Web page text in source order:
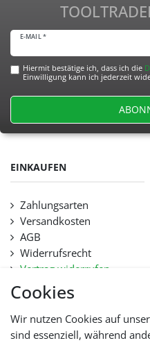
Cookies
Wir nutzen Cookies auf
sind essenziell, während
E-MAIL *
Hiermit bestätige ich, dass ich die
Einwilligung kann ich jederzeit
EINKAUFEN
Zahlungsarten
Versandkosten
AGB
Widerrufsrecht
Vertrag widerrufen
Datenschutz
Hilfe
Lieferfristen und
Lieferbeschränkung